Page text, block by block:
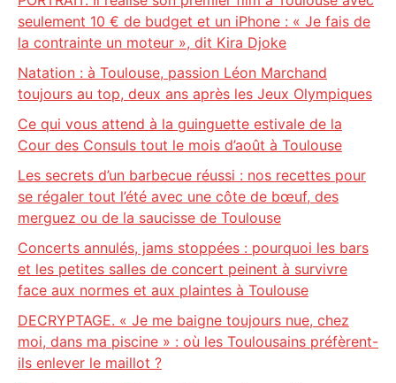
seulement 10 € de budget et un iPhone : « Je fais de
la contrainte un moteur », dit Kira Djoke
Natation : à Toulouse, passion Léon Marchand
toujours au top, deux ans après les Jeux Olympiques
Ce qui vous attend à la guinguette estivale de la
Cour des Consuls tout le mois d’août à Toulouse
Les secrets d’un barbecue réussi : nos recettes pour
se régaler tout l’été avec une côte de bœuf, des
merguez ou de la saucisse de Toulouse
Concerts annulés, jams stoppées : pourquoi les bars
et les petites salles de concert peinent à survivre
face aux normes et aux plaintes à Toulouse
DECRYPTAGE. « Je me baigne toujours nue, chez
moi, dans ma piscine » : où les Toulousains préfèrent-
ils enlever le maillot ?